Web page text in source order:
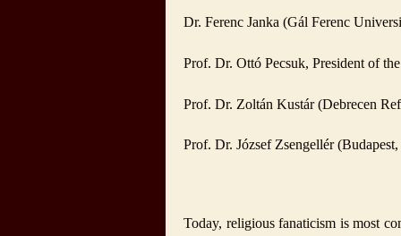
Dr. Ferenc Janka (Gál Ferenc
Prof. Dr. Ottó Pecsuk, President of
Prof. Dr. Zoltán Kustár (Debrecen
Prof. Dr. József Zsengellér
Today, religious fanaticism is most